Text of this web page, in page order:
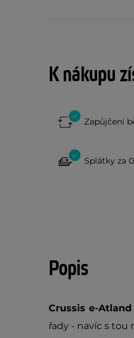
K nákupu
Zapůjčení
Splátky za
Popis
Crussis e-Atland
řady - navíc s tou